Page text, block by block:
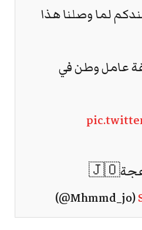
لما وصلنا هذا
عامل وطن في
— 🇯🇴محمد الدعجة🇯🇴
(@Mhmmd_jo)